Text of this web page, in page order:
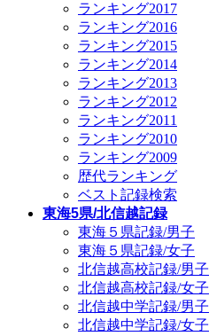
ランキング2017
ランキング2016
ランキング2015
ランキング2014
ランキング2013
ランキング2012
ランキング2011
ランキング2010
ランキング2009
歴代ランキング
ベスト記録検索
東海5県/北信越記録
東海５県記録/男子
東海５県記録/女子
北信越高校記録/男子
北信越高校記録/女子
北信越中学記録/男子
北信越中学記録/女子